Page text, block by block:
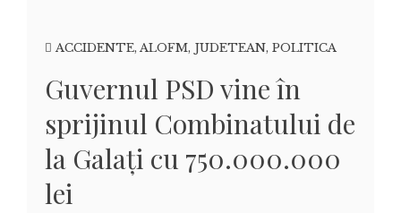
ACCIDENTE, ALOFM, JUDETEAN, POLITICA
Guvernul PSD vine în
sprijinul Combinatului de
la Galați cu 750.000.000
lei